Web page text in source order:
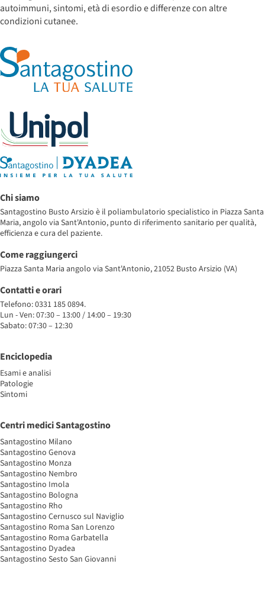
autoimmuni, sintomi, età di esordio e differenze con altre
condizioni cutanee.
Chi siamo
Santagostino Busto Arsizio è il poliambulatorio specialistico in Piazza Santa
Maria, angolo via Sant'Antonio, punto di riferimento sanitario per qualità,
efficienza e cura del paziente.
Come raggiungerci
Piazza Santa Maria angolo via Sant'Antonio, 21052 Busto Arsizio (VA)
Contatti e orari
Telefono: 0331 185 0894.
Lun - Ven: 07:30 – 13:00 / 14:00 – 19:30
Sabato: 07:30 – 12:30
Enciclopedia
Esami e analisi
Patologie
Sintomi
Centri medici Santagostino
Santagostino Milano
Santagostino Genova
Santagostino Monza
Santagostino Nembro
Santagostino Imola
Santagostino Bologna
Santagostino Rho
Santagostino Cernusco sul Naviglio
Santagostino Roma San Lorenzo
Santagostino Roma Garbatella
Santagostino Dyadea
Santagostino Sesto San Giovanni